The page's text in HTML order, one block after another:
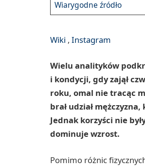
Wiarygodne źródło
Wiki , Instagram
Wielu analityków
i kondycji, gdy zajął
roku, omal nie tracąc
brał udział
Jednak korzyści nie
dominuje wzrost.
Pomimo różnic